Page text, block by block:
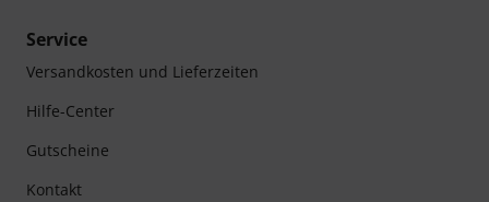
Service
Versandkosten und Lieferzeiten
Hilfe-Center
Gutscheine
Kontakt